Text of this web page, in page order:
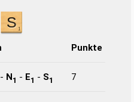
Punkte
- N1 - E1 - S1 7